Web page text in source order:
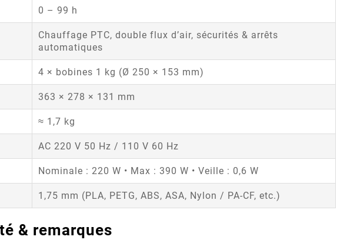
0 – 99 h
Chauffage PTC, double flux d’air, sécurités & arrêts
automatiques
4 × bobines 1 kg (Ø 250 × 153 mm)
363 × 278 × 131 mm
≈ 1,7 kg
AC 220 V 50 Hz / 110 V 60 Hz
Nominale : 220 W • Max : 390 W • Veille : 0,6 W
1,75 mm (PLA, PETG, ABS, ASA, Nylon / PA-CF, etc.)
& remarques